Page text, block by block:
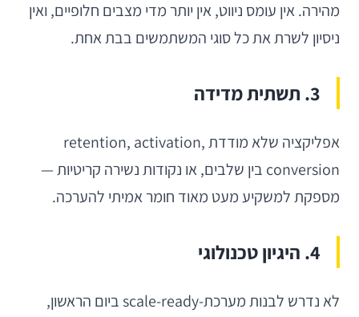
מהירה. אין עומס ניווט, אין יותר מדי מצבים חלופיים, ואין
ניסיון לשרת את כל סוגי המשתמשים בבת אחת.
3. תשתית מדידה
אפליקציה שלא מודדת retention, activation,
conversion בין שלבים, או נקודות נשירה קריטיות —
מספקת למשקיע מעט מאוד חומר אמיתי להערכה.
4. היגיון טכנולוגי
לא נדרש לבנות מערכת-scale-ready ביום הראשון,